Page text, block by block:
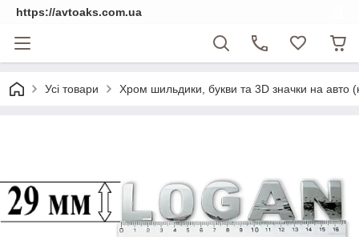
https://avtoaks.com.ua
Усі товари Хром шильдики, букви та 3D значки на авто